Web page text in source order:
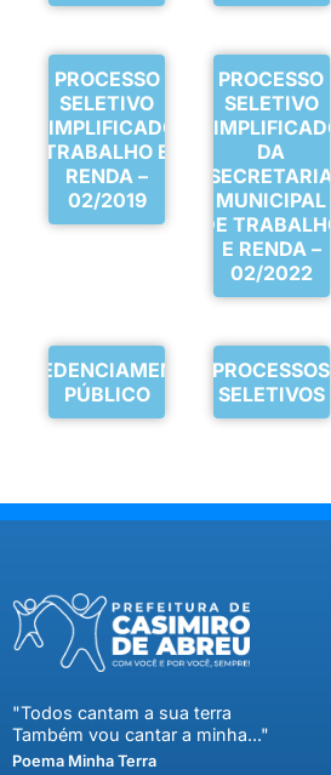
PROCESSO
SELETIVO
SIMPLIFICADO
TRABALHO E
RENDA –
02/2019
PROCESSO
SELETIVO
SIMPLIFICADO
DA
SECRETARIA
MUNICIPAL
DE TRABALHO
E RENDA –
02/2022
CREDENCIAMENTO
PÚBLICO
PROCESSOS
SELETIVOS
"Todos cantam a sua terra
Também vou cantar a minha..."
Poema Minha Terra